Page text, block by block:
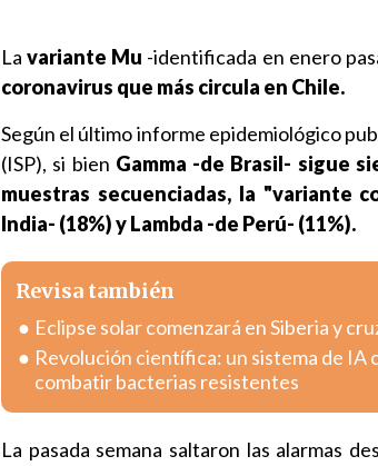
Lavariante Mu -identificada en enero
coronavirus que más circula en Chile.
Según el último informe epidemiológico
(ISP), si bien Gamma -de Brasil- sigue
muestras secuenciadas, la "variante
India- (18%) y Lambda -de Perú- (11%).
Revisa también
Eclipse solar comenzará en Siberia y
Revolución científica: un sistema de IA
combatir bacterias resistentes
La pasada semana saltaron las alarmas